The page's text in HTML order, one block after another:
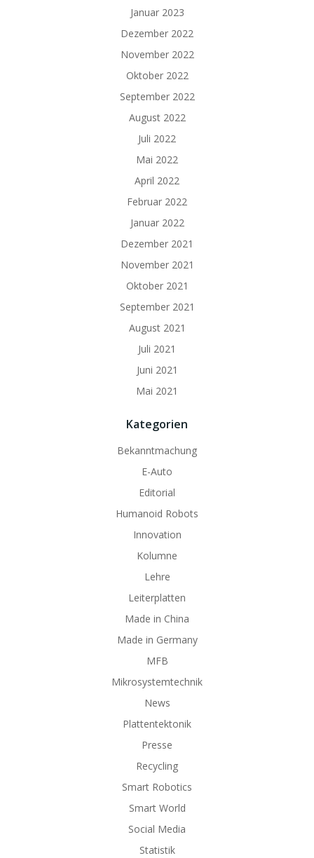
Januar 2023
Dezember 2022
November 2022
Oktober 2022
September 2022
August 2022
Juli 2022
Mai 2022
April 2022
Februar 2022
Januar 2022
Dezember 2021
November 2021
Oktober 2021
September 2021
August 2021
Juli 2021
Juni 2021
Mai 2021
Kategorien
Bekanntmachung
E-Auto
Editorial
Humanoid Robots
Innovation
Kolumne
Lehre
Leiterplatten
Made in China
Made in Germany
MFB
Mikrosystemtechnik
News
Plattentektonik
Presse
Recycling
Smart Robotics
Smart World
Social Media
Statistik